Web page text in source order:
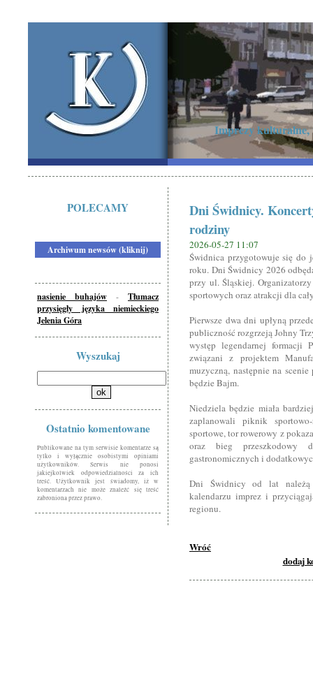
Imprezy kulturalne,
POLECAMY
Archiwum newsów (kliknij)
nasienie buhajów - Tłumacz
przysięgły języka niemieckiego
Jelenia Góra
Wyszukaj
Ostatnio komentowane
Publikowane na tym serwisie komentarze są
tylko i wyłącznie osobistymi opiniami
użytkowników. Serwis nie ponosi
jakiejkolwiek odpowiedzialności za ich
treść. Użytkownik jest świadomy, iż w
komentarzach nie może znaleźć się treść
zabroniona przez prawo.
Dni Świdnicy.
rodziny
2026-05-27 11:07
Świdnica przygotowuje się do
roku. Dni Świdnicy 2026
przy ul. Śląskiej.
sportowych oraz atrakcji dla
Pierwsze dwa dni upłyną
publiczność rozgrzeją Johny
występ legendarnej formacji
związani z projektem
muzyczną, następnie na
będzie Bajm.
Niedziela będzie miała
zaplanowali piknik sportowo-
sportowe, tor rowerowy z
oraz bieg przeszkodowy
gastronomicznych i
Dni Świdnicy od lat należą
kalendarzu imprez i
regionu.
Wróć
dodaj